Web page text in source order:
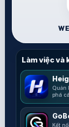
Làm việc và
Quản
phá
sinh
Kết